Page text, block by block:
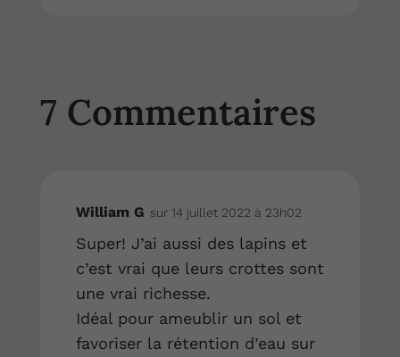
7 Commentaires
William G sur 14 juillet 2022 à 23h02
Super! J’ai aussi des lapins et
c’est vrai que leurs crottes sont
une vrai richesse.
Idéal pour ameublir un sol et
favoriser la rétention d’eau sur